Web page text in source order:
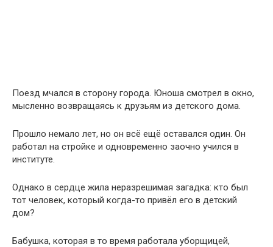
Поезд мчался в сторону города. Юноша смотрел в окно,
мысленно возвращаясь к друзьям из детского дома.
Прошло немало лет, но он всё ещё оставался один. Он
работал на стройке и одновременно заочно учился в
институте.
Однако в сердце жила неразрешимая загадка: кто был
тот человек, который когда-то привёл его в детский
дом?
Бабушка, которая в то время работала уборщицей,